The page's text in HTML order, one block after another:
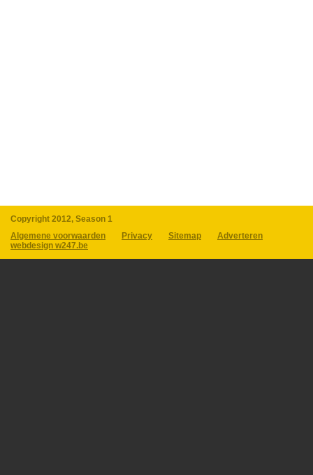
Copyright 2012, Season 1
Algemene voorwaarden
Privacy Sitemap
Adverteren
webdesign w247.be